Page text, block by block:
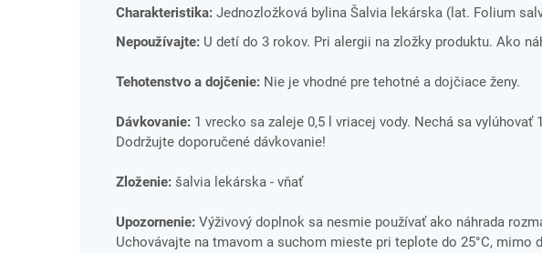
Charakteristika: Jednozložková bylina Šalvia lekárska (lat. Folium
Nepoužívajte: U detí do 3 rokov. Pri alergii na zložky produktu. Ako
Tehotenstvo a dojčenie: Nie je vhodné pre tehotné a dojčiace ženy.
Dávkovanie: 1 vrecko sa zaleje 0,5 l vriacej vody. Nechá sa
Dodržujte doporučené dávkovanie!
Zloženie: šalvia lekárska - vňať
Upozornenie: Výživový doplnok sa nesmie používať ako náhrada
Uchovávajte na tmavom a suchom mieste pri teplote do 25°C, mimo